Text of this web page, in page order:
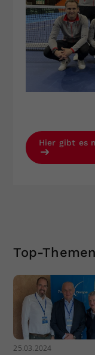
Hier gibt es
Top-
25.03.2024